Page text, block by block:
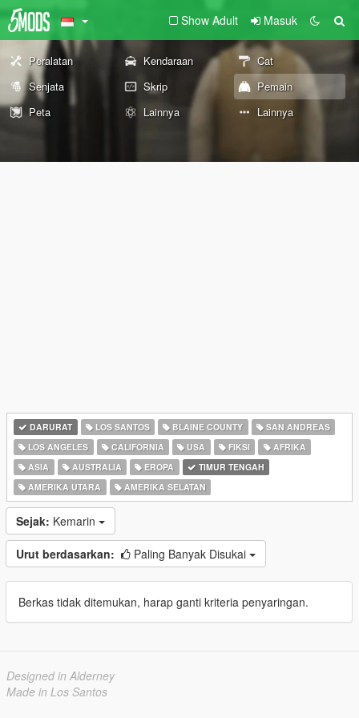
Show Adult Masuk
Peralatan Kendaraan
Cat
Senjata
Skrip
Pemain
Peta
Lainnya Lainnya
DARURAT LOS SANTOS BLAINE COUNTY
SAN ANDREAS
LOS ANGELES
CALIFORNIA USA FIKSI
AFRIKA
ASIA
AUSTRALIA EROPA
TIMUR TENGAH
AMERIKA UTARA
AMERIKA SELATAN
Sejak: Kemarin
Urut berdasarkan: Paling Banyak Disukai
Berkas tidak ditemukan, harap ganti kriteria penyaringan.
Designed in Alderney
Made in Los Santos